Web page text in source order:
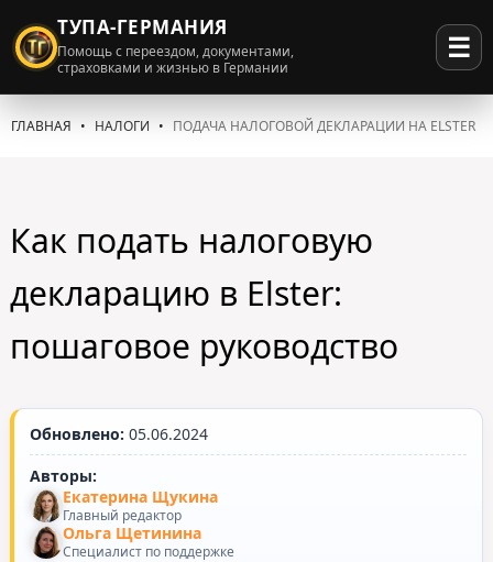
ТУПА-ГЕРМАНИЯ
Помощь с переездом, документами,
страховками и жизнью в Германии
☰
ГЛАВНАЯ НАЛОГИ ПОДАЧА НАЛОГОВОЙ ДЕКЛАРАЦИИ НА ELSTER
Как подать налоговую
декларацию в Elster:
пошаговое руководство
Обновлено: 05.06.2024
Авторы:
Екатерина Щукина
Главный редактор
Ольга Щетинина
Специалист по поддержке